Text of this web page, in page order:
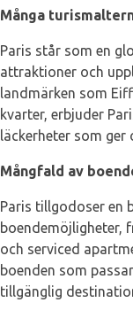
Många
Paris står som en
attraktioner och
landmärken som
kvarter, erbjuder
läckerheter som
Mångfald av
Paris tillgodoser en
boendemöjligheter,
och serviced
boenden som
tillgänglig